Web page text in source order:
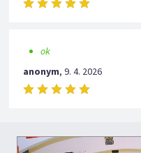
ok
anonym,9. 4. 2026